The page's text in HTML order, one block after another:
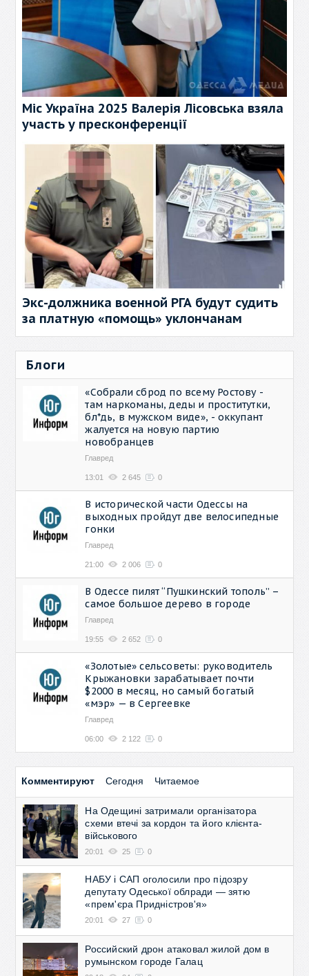
Міс Україна 2025 Валерія Лісовська взяла
участь у пресконференції
Экс-должника военной РГА будут судить
за платную «помощь» уклончанам
Блоги
«Собрали сброд по всему Ростову -
там наркоманы, деды и проститутки,
бл*дь, в мужском виде», - оккупант
жалуется на новую партию
новобранцев
Главред
13:01 2 645 0
В исторической части Одессы на
выходных пройдут две велосипедные
гонки
Главред
21:00 2 006 0
В Одессе пилят “Пушкинский тополь” –
самое большое дерево в городе
Главред
19:55 2 652 0
«Золотые» сельсоветы: руководитель
Крыжановки зарабатывает почти
$2000 в месяц, но самый богатый
«мэр» — в Сергеевке
Главред
06:00 2 122 0
Комментируют Сегодня Читаемое
На Одещині затримали організатора
схеми втечі за кордон та його клієнта-
військового
20:01 25 0
НАБУ і САП оголосили про підозру
депутату Одеської облради — зятю
«прем'єра Придністров'я»
20:01 27 0
Российский дрон атаковал жилой дом в
румынском городе Галац